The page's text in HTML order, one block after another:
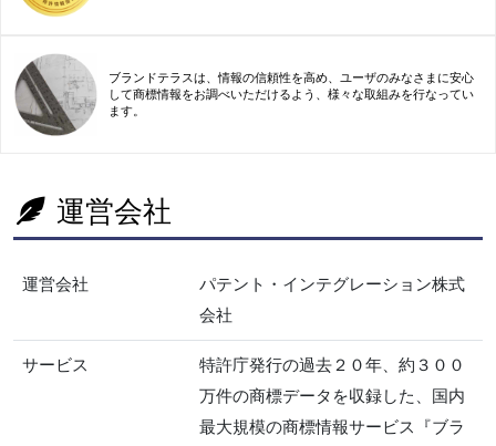
ブランドテラスは、情報の信頼性を高め、ユーザのみなさまに安心
して商標情報をお調べいただけるよう、様々な取組みを行なってい
ます。
運営会社
運営会社
パテント・インテグレーション株式
会社
サービス
特許庁発行の過去２０年、約３００
万件の商標データを収録した、国内
最大規模の商標情報サービス『ブラ